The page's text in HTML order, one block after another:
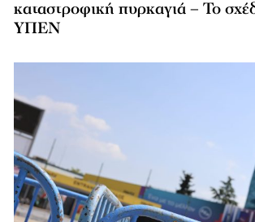
καταστροφική πυρκαγιά – Το
ΥΠΕΝ